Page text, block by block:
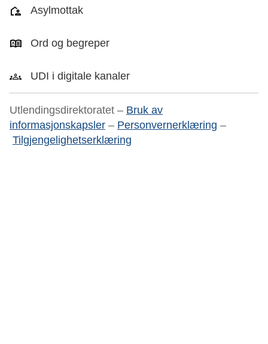
Asylmottak
Ord og begreper
UDI i digitale kanaler
Utlendingsdirektoratet – Bruk av
informasjonskapsler – Personvernerklæring –
Tilgjengelighetserklæring